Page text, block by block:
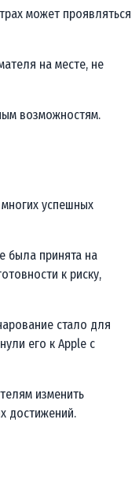
может проявляться
на месте, не
возможностям.
успешных
была принята на
к риску,
стало для
его к Apple с
изменить
достижений.